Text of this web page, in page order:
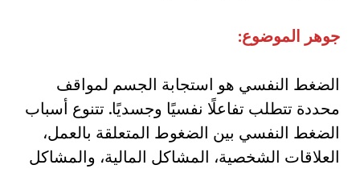
جوهر الموضوع:
الضغط النفسي هو استجابة الجسم لمواقف
محددة تتطلب تفاعلًا نفسيًا وجسديًا. تتنوع أسباب
الضغط النفسي بين الضغوط المتعلقة بالعمل،
العلاقات الشخصية، المشاكل المالية، والمشاكل